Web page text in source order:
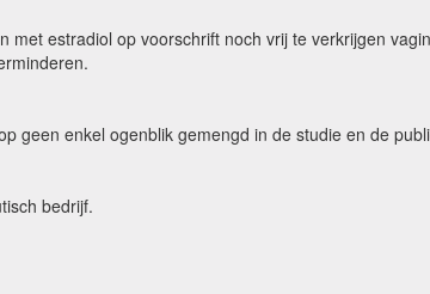
estradiol op voorschrift noch vrij te verkrijgen
geen enkel ogenblik gemengd in de studie en de
bedrijf.